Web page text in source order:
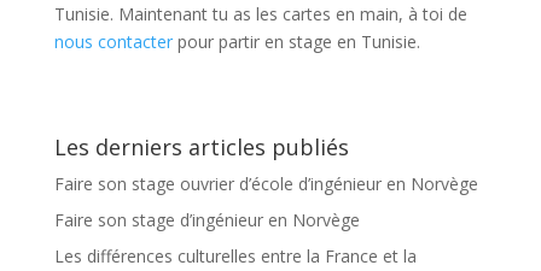
Tunisie. Maintenant tu as les cartes en main, à toi de
nous contacterpour partir en stage en Tunisie.
Les derniers articles publiés
Faire son stage ouvrier d’école d’ingénieur en Norvège
Faire son stage d’ingénieur en Norvège
Les différences culturelles entre la France et la